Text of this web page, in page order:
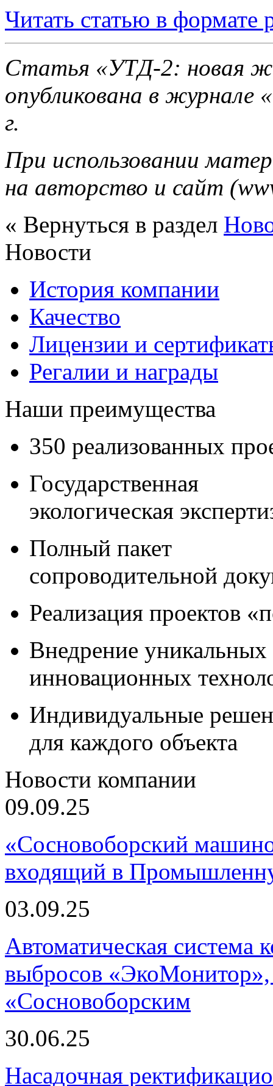
Читать статью в формате
Статья «УТД-2: новая
опубликована в журнале
г.
При использовании
на авторство и сайт
« Вернуться в раздел
Новости
История компании
Качество
Лицензии и
Регалии и награды
Наши преимущества
350 реализованных
Государственная
экологическая
Полный пакет
сопроводительной
Реализация проектов
Внедрение уникальных
инновационных
Индивидуальные
для каждого объекта
Новости компании
09.09.25
«Сосновоборский
входящий в
03.09.25
Автоматическая
выбросов «ЭкоМонитор»,
«Сосновоборским
30.06.25
Насадочная